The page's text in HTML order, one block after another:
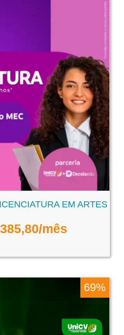
EM ARTES
385,80/mês
69%